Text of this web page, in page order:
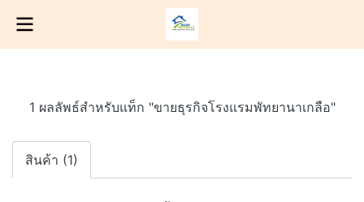
1 ผลลัพธ์สำหรับแท็ก "ขายธุรกิจโรงแรมพัทยานาเกลือ"
สินค้า (1)